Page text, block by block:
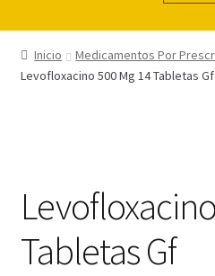
Inicio Medicamentos Por
Levofloxacino 500 Mg 14 Tabletas Gf
Tabletas Gf